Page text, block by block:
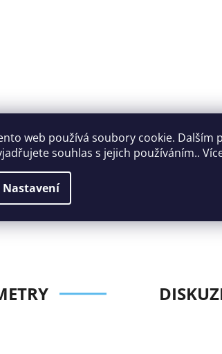
web používá soubory cookie. Dalším
souhlas s jejich používáním..
Nastavení
Perfektní
zákaznická podpora